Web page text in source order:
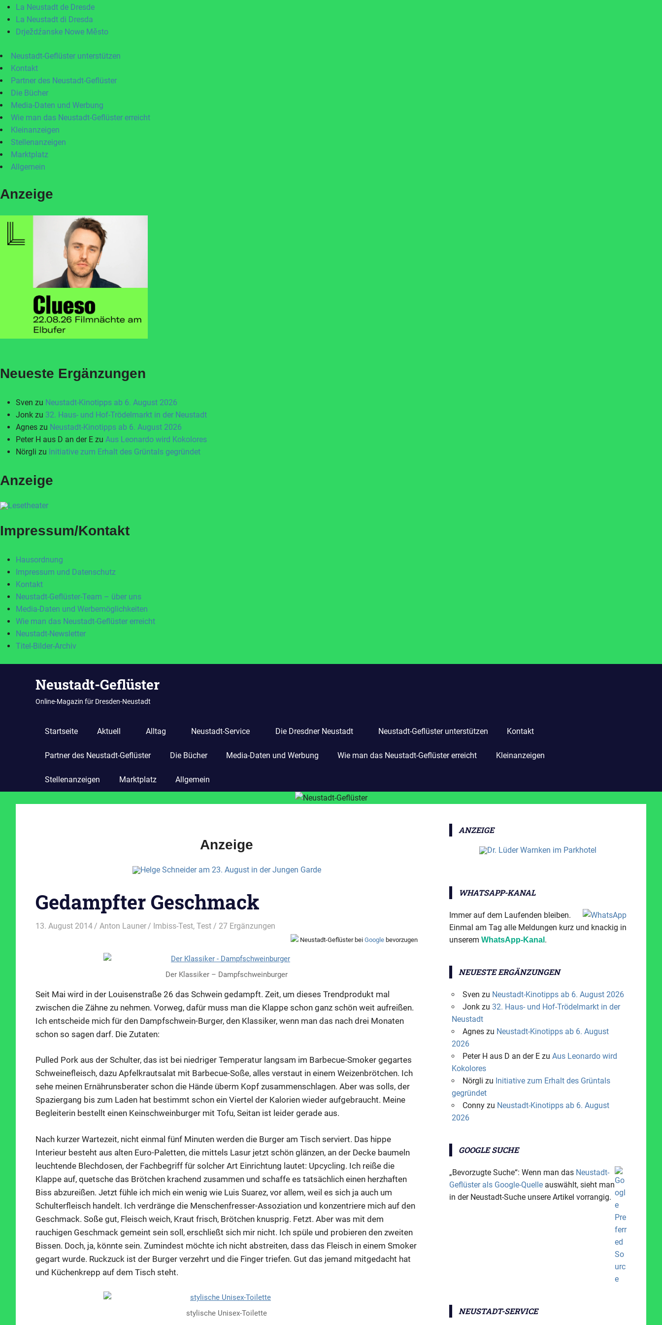
La Neustadt de Dresde
La Neustadt di Dresda
Drježdźanske Nowe Město
Neustadt-Geflüster unterstützen
Kontakt
Partner des Neustadt-Geflüster
Die Bücher
Media-Daten und Werbung
Wie man das Neustadt-Geflüster erreicht
Kleinanzeigen
Stellenanzeigen
Marktplatz
Allgemein
Anzeige
Neueste Ergänzungen
Sven zu Neustadt-Kinotipps ab 6. August 2026
Jonk zu 32. Haus- und Hof-Trödelmarkt in der Neustadt
Agnes zu Neustadt-Kinotipps ab 6. August 2026
Peter H aus D an der E zu Aus Leonardo wird Kokolores
Nörgli zu Initiative zum Erhalt des Grüntals gegründet
Anzeige
Impressum/Kontakt
Hausordnung
Impressum und Datenschutz
Kontakt
Neustadt-Geflüster-Team – über uns
Media-Daten und Werbemöglichkeiten
Wie man das Neustadt-Geflüster erreicht
Neustadt-Newsletter
Titel-Bilder-Archiv
Neustadt-Geflüster
Online-Magazin für Dresden-Neustadt
Startseite Aktuell Alltag Neustadt-Service Die Dresdner Neustadt Neustadt-Geflüster unterstützen Kontakt
Partner des Neustadt-Geflüster Die Bücher Media-Daten und Werbung Wie man das Neustadt-Geflüster erreicht Kleinanzeigen
Stellenanzeigen Marktplatz Allgemein
Anzeige
Gedampfter Geschmack
13. August 2014 Anton Launer Imbiss-Test,Test / 27 Ergänzungen
Neustadt-Geflüster bei Google bevorzugen
Der Klassiker – Dampfschweinburger
Seit Mai wird in der Louisenstraße 26 das Schwein gedampft. Zeit, um dieses Trendprodukt mal
zwischen die Zähne zu nehmen. Vorweg, dafür muss man die Klappe schon ganz schön weit aufreißen.
Ich entscheide mich für den Dampfschwein-Burger, den Klassiker, wenn man das nach drei Monaten
schon so sagen darf. Die Zutaten:
Pulled Pork aus der Schulter, das ist bei niedriger Temperatur langsam im Barbecue-Smoker gegartes
Schweinefleisch, dazu Apfelkrautsalat mit Barbecue-Soße, alles verstaut in einem Weizenbrötchen. Ich
sehe meinen Ernährunsberater schon die Hände überm Kopf zusammenschlagen. Aber was solls, der
Spaziergang bis zum Laden hat bestimmt schon ein Viertel der Kalorien wieder aufgebraucht. Meine
Begleiterin bestellt einen Keinschweinburger mit Tofu, Seitan ist leider gerade aus.
Nach kurzer Wartezeit, nicht einmal fünf Minuten werden die Burger am Tisch serviert. Das hippe
Interieur besteht aus alten Euro-Paletten, die mittels Lasur jetzt schön glänzen, an der Decke baumeln
leuchtende Blechdosen, der Fachbegriff für solcher Art Einrichtung lautet: Upcycling. Ich reiße die
Klappe auf, quetsche das Brötchen krachend zusammen und schaffe es tatsächlich einen herzhaften
Biss abzureißen. Jetzt fühle ich mich ein wenig wie Luis Suarez, vor allem, weil es sich ja auch um
Schulterfleisch handelt. Ich verdränge die Menschenfresser-Assoziation und konzentriere mich auf den
Geschmack. Soße gut, Fleisch weich, Kraut frisch, Brötchen knusprig. Fetzt. Aber was mit dem
rauchigen Geschmack gemeint sein soll, erschließt sich mir nicht. Ich spüle und probieren den zweiten
Bissen. Doch, ja, könnte sein. Zumindest möchte ich nicht abstreiten, dass das Fleisch in einem Smoker
gegart wurde. Ruckzuck ist der Burger verzehrt und die Finger triefen. Gut das jemand mitgedacht hat
und Küchenkrepp auf dem Tisch steht.
stylische Unisex-Toilette
ANZEIGE
WHATSAPP-KANAL
Immer auf dem Laufenden bleiben.
Einmal am Tag alle Meldungen kurz und knackig in
unserem WhatsApp-Kanal .
NEUESTE ERGÄNZUNGEN
Sven zu Neustadt-Kinotipps ab 6. August 2026
Jonkzu 32. Haus- und Hof-Trödelmarkt in der
Neustadt
Agneszu Neustadt-Kinotipps ab 6. August
2026
Peter H aus D an der Ezu Aus Leonardo wird
Kokolores
Nörgli zu Initiative zum Erhalt des Grüntals
gegründet
Connyzu Neustadt-Kinotipps ab 6. August
2026
GOOGLE SUCHE
„Bevorzugte Suche“: Wenn man das Neustadt-
Geflüster als Google-Quelle auswählt, sieht man
in der Neustadt-Suche unsere Artikel vorrangig.
NEUSTADT-SERVICE